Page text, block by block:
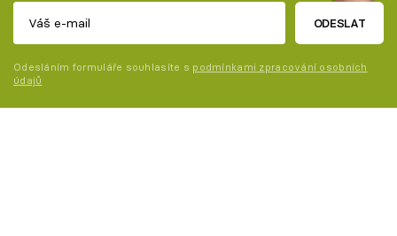
ODESLAT
Odesláním formuláře souhlasíte s podmínkami zpracování osobních
údajů